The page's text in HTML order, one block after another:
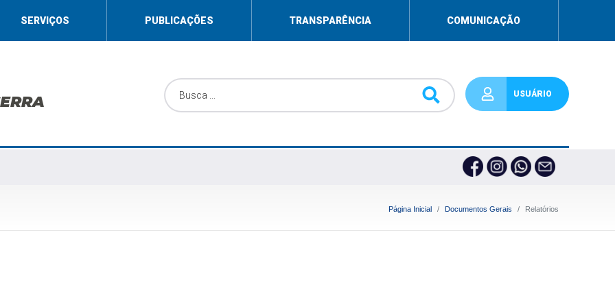
SERVIÇOS PUBLICAÇÕES TRANSPARÊNCIA COMUNICAÇÃO
USUÁRIO
Página Inicial Documentos Gerais Relatórios